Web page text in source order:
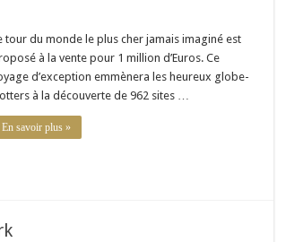
tour du monde le plus cher jamais imaginé est
à la vente pour 1 million d’Euros. Ce
d’exception emmènera les heureux globe-
à la découverte de 962 sites …
En savoir plus »